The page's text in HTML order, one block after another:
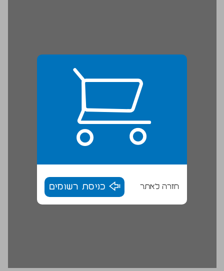
חזרה לאתר כניסת רשומים